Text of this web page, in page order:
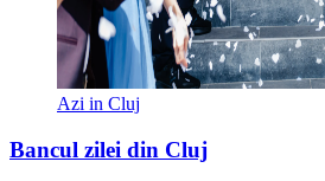
Azi in Cluj
Bancul zilei din Cluj